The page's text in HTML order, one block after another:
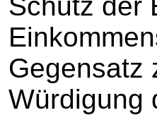
Gegensatz
Würdigung